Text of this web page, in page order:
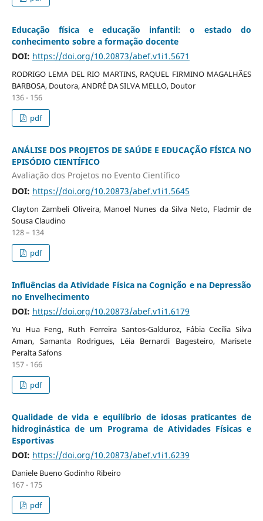
Educação física e educação infantil: o estado do
conhecimento sobre a formação docente
DOI: https://doi.org/10.20873/abef.v1i1.5671
RODRIGO LEMA DEL RIO MARTINS, RAQUEL FIRMINO MAGALHÃES
BARBOSA, Doutora, ANDRÉ DA SILVA MELLO, Doutor
136 - 156
pdf
ANÁLISE DOS PROJETOS DE SAÚDE E EDUCAÇÃO FÍSICA NO
EPISÓDIO CIENTÍFICO
Avaliação dos Projetos no Evento Científico
DOI: https://doi.org/10.20873/abef.v1i1.5645
Clayton Zambeli Oliveira, Manoel Nunes da Silva Neto, Fladmir de
Sousa Claudino
128 – 134
pdf
Influências da Atividade Física na Cognição e na Depressão
no Envelhecimento
DOI: https://doi.org/10.20873/abef.v1i1.6179
Yu Hua Feng, Ruth Ferreira Santos-Galduroz, F´ábia Cecília Silva
Aman, Samanta Rodrigues, Léia Bernardi Bagesteiro, Marisete
Peralta Safons
157 - 166
pdf
Qualidade de vida e equilíbrio de idosas praticantes de
hidroginástica de um Programa de Atividades Físicas e
Esportivas
DOI: https://doi.org/10.20873/abef.v1i1.6239
Daniele Bueno Godinho Ribeiro
167 - 175
pdf